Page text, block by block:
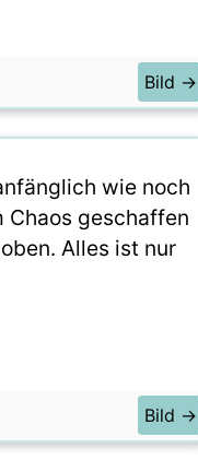
Bild →
wie noch
Chaos geschaffen
Alles ist nur
Bild →